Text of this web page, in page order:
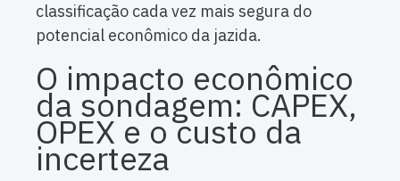
classificação cada vez mais segura do
potencial econômico da jazida.
O impacto econômico
da sondagem: CAPEX,
OPEX e o custo da
incerteza